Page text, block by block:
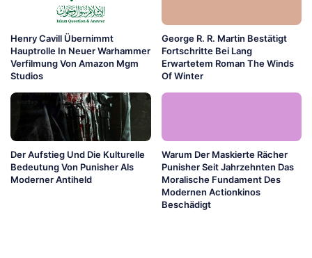
Henry Cavill Übernimmt
Hauptrolle In Neuer Warhammer
Verfilmung Von Amazon Mgm
Studios
George R. R. Martin Bestätigt
Fortschritte Bei Lang
Erwartetem Roman The Winds
Of Winter
Der Aufstieg Und Die Kulturelle
Bedeutung Von Punisher Als
Moderner Antiheld
Warum Der Maskierte Rächer
Punisher Seit Jahrzehnten Das
Moralische Fundament Des
Modernen Actionkinos
Beschädigt